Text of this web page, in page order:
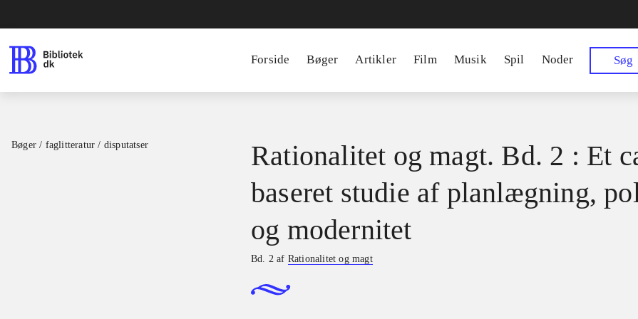
Forside Bøger Artikler Film Musik Spil Noder Søg
Bøger / faglitteratur / disputatser
Rationalitet og magt. Bd. 2 : Et
baseret studie af planlægning,
og modernitet
Bd. 2 af Rationalitet og magt